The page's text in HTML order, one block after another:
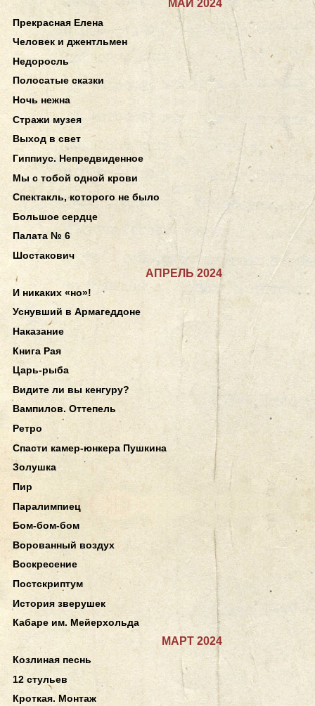
МАЙ 2024
Прекрасная Елена
Человек и джентльмен
Недоросль
Полосатые сказки
Ночь нежна
Стражи музея
Выход в свет
Гиппиус. Непредвиденное
Мы с тобой одной крови
Спектакль, которого не было
Большое сердце
Палата № 6
Шостакович
АПРЕЛЬ 2024
И никаких «но»!
Уснувший в Армагеддоне
Наказание
Книга Рая
Царь-рыба
Видите ли вы кенгуру?
Вампилов. Оттепель
Ретро
Спасти камер-юнкера Пушкина
Золушка
Пир
Паралимпиец
Бом-бом-бом
Ворованный воздух
Воскресение
Постскриптум
История зверушек
Кабаре им. Мейерхольда
МАРТ 2024
Козлиная песнь
12 стульев
Кроткая. Монтаж